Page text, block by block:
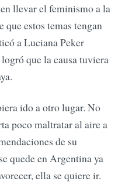
llevar el feminismo a la
que estos temas tengan
a Luciana Peker
que la causa tuviera
ido a otro lugar. No
poco maltratar al aire a
de su
quede en Argentina ya
ella se quiere ir.